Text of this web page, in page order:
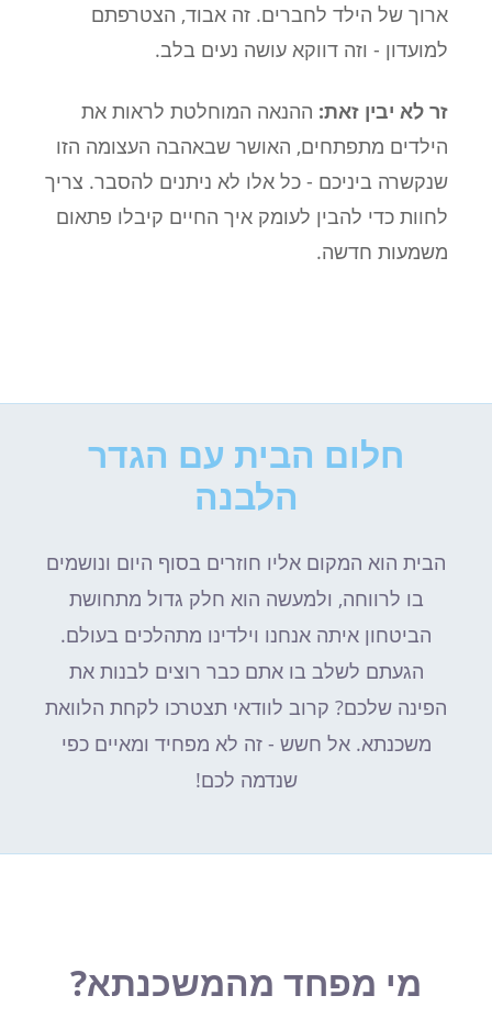
ארוך של הילד לחברים. זה אבוד, הצטרפתם
למועדון - וזה דווקא עושה נעים בלב.
זר לא יבין זאת: ההנאה המוחלטת לראות את
הילדים מתפתחים, האושר שבאהבה העצומה הזו
שנקשרה ביניכם - כל אלו לא ניתנים להסבר. צריך
לחוות כדי להבין לעומק איך החיים קיבלו פתאום
משמעות חדשה.
חלום הבית עם הגדר
הלבנה
הבית הוא המקום אליו חוזרים בסוף היום ונושמים
בו לרווחה, ולמעשה הוא חלק גדול מתחושת
הביטחון איתה אנחנו וילדינו מתהלכים בעולם.
הגעתם לשלב בו אתם כבר רוצים לבנות את
הפינה שלכם? קרוב לוודאי תצטרכו לקחת הלוואת
משכנתא. אל חשש - זה לא מפחיד ומאיים כפי
שנדמה לכם!
מי מפחד מהמשכנתא?